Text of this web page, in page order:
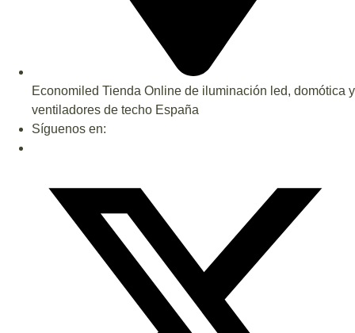
Economiled Tienda Online de iluminación led, domótica y
ventiladores de techo España
Síguenos en: